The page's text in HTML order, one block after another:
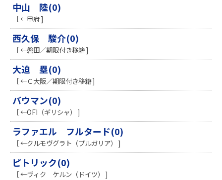
中山 陸(0)
［ ←甲府 ]
西久保 駿介(0)
［ ←磐田／期限付き移籍 ]
大迫 塁(0)
［ ←Ｃ大阪／期限付き移籍 ]
バウマン(0)
［ ←OFI（ギリシャ） ]
ラファエル フルタード(0)
［ ←クルモヴグラト（ブルガリア） ]
ピトリック(0)
［ ←ヴィク ケルン（ドイツ） ]